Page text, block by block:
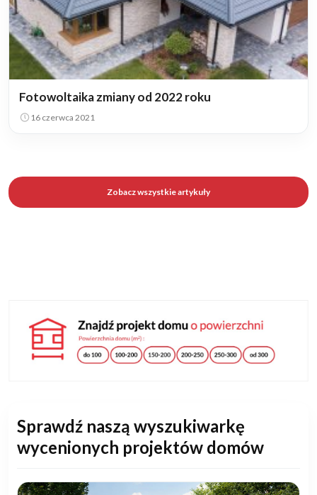
Fotowoltaika zmiany od 2022 roku
16 czerwca 2021
Zobacz wszystkie artykuły
Sprawdź naszą wyszukiwarkę
wycenionych projektów domów